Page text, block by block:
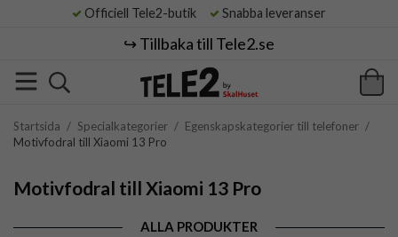
Officiell Tele2-butik Snabba leveranser
↪️ Tillbaka till Tele2.se
Startsida / Specialkategorier / Egenskapskategorier till telefoner /
Motivfodral till Xiaomi 13 Pro
Motivfodral till Xiaomi 13 Pro
ALLA PRODUKTER